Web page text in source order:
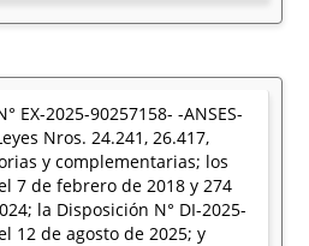
EX-2025-90257158- -ANSES-
Nros. 24.241, 26.417,
y complementarias; los
7 de febrero de 2018 y 274
la Disposición N° DI-2025-
12 de agosto de 2025; y